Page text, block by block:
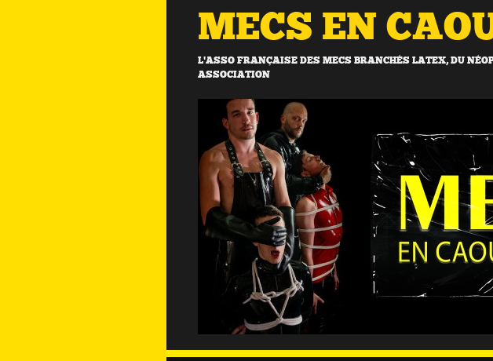
MECS EN
L'ASSO FRANÇAISE DES MECS BRANCHÉS LATEX, DU
ASSOCIATION